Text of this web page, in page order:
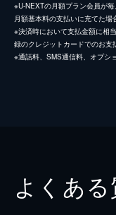
※U-NEXTの月額プラン会員が
月額基本料の支払いに充てた場
※決済時において支払金額に相
録のクレジットカードでのお支
※通話料、SMS通信料、オプシ
よくある